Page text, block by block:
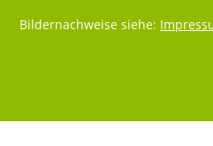
Bildernachweise siehe: